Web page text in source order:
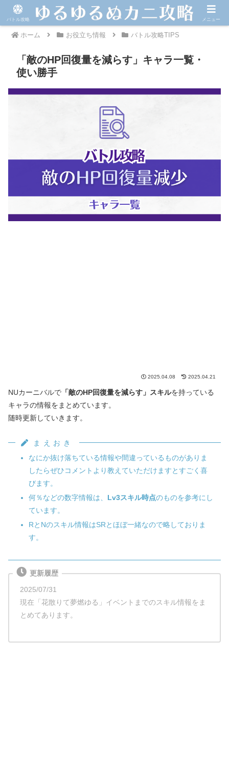
ホーム お役立ち情報 バトル攻略TIPS
「敵のHP回復量を減らす」キャラ一覧・
使い勝手
2025.04.08 2025.04.21
NUカーニバルで 「敵のHP回復量を減らす」スキルを持っている
キャラの情報をまとめています。
随時更新していきます。
まえおき
なにか抜け落ちている情報や間違っているものがありま
したらぜひコメントより教えていただけますとすごく喜
びます。
何％などの数字情報は、 Lv3スキル時点のものを参考にし
ています。
RとNのスキル情報はSRとほぼ一緒なので略しておりま
す。
更新履歴
2025/07/31
現在「花散りて夢燃ゆる」イベントまでのスキル情報をま
とめてあります。
バトル攻略 メニュー